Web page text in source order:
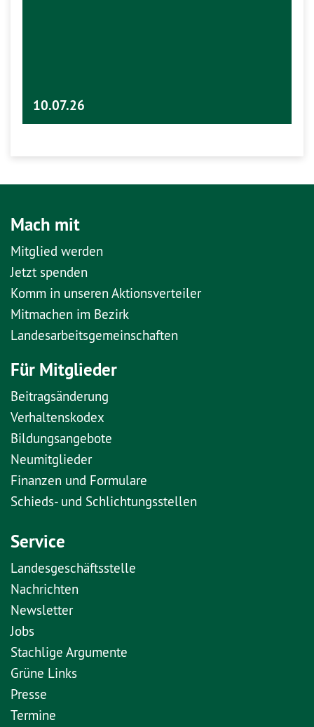
10.07.26
Mach mit
Mitglied werden
Jetzt spenden
Komm in unseren Aktionsverteiler
Mitmachen im Bezirk
Landesarbeitsgemeinschaften
Für Mitglieder
Beitragsänderung
Verhaltenskodex
Bildungsangebote
Neumitglieder
Finanzen und Formulare
Schieds- und Schlichtungsstellen
Service
Landesgeschäftsstelle
Nachrichten
Newsletter
Jobs
Stachlige Argumente
Grüne Links
Presse
Termine